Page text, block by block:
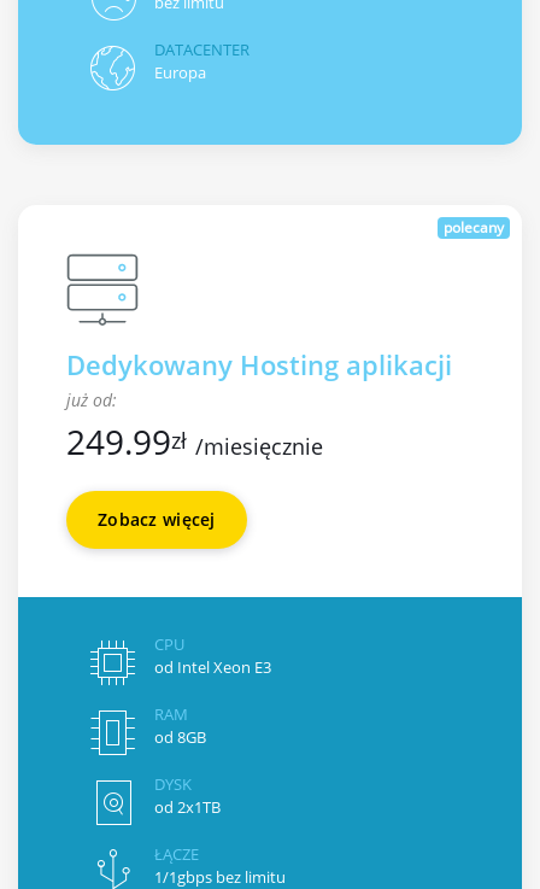
DATACENTER
Europa
polecany
Dedykowany Hosting aplikacji
już od:
249.99zł /miesięcznie
Zobacz więcej
CPU
od Intel Xeon E3
RAM
od 8GB
DYSK
od 2x1TB
ŁĄCZE
1/1gbps bez limitu